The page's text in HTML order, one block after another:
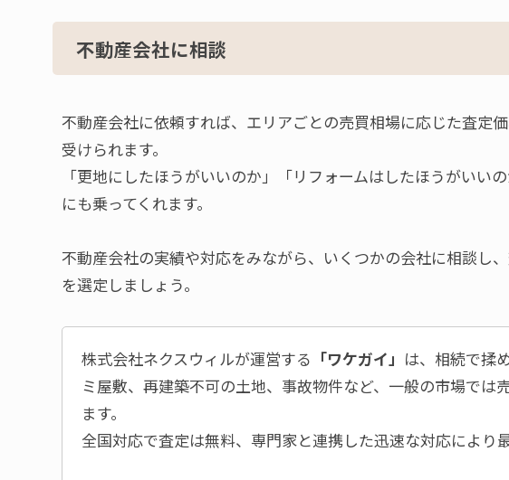
不動産会社に相談
不動産会社に依頼すれば、エリアごとの売買相場に応じた査定
受けられます。
「更地にしたほうがいいのか」「リフォームはしたほうがいい
にも乗ってくれます。
不動産会社の実績や対応をみながら、いくつかの会社に相談し
を選定しましょう。
株式会社ネクスウィルが運営する 「ワケガイ」 は、相続で揉
ミ屋敷、再建築不可の土地、事故物件など、一般の市場では
ます。
全国対応で査定は無料、専門家と連携した迅速な対応により